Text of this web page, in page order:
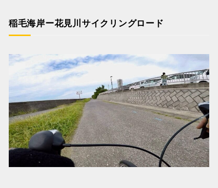
稲毛海岸ー花見川サイクリングロード